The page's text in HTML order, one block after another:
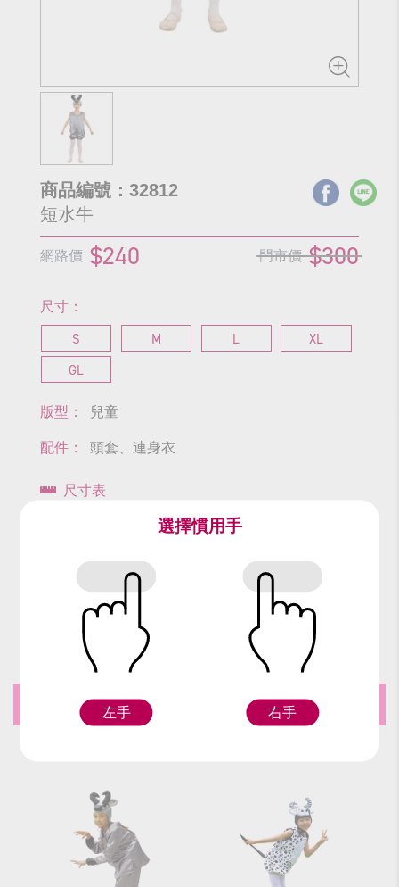
商品編號：32812
短水牛
網路價 $240 門市價 $300
尺寸：
S M L
XL
GL
版型： 兒童
配件： 頭套、連身衣
尺寸表
#動物 #水牛
#灰牛
#牛魔王
#公牛
推薦商品
選擇慣用手
左手 右手